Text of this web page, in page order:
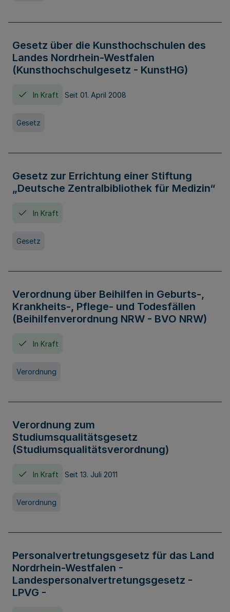
Gesetz über die Kunsthochschulen des
Landes Nordrhein-Westfalen
(Kunsthochschulgesetz - KunstHG)
In Kraft Seit 01. April 2008
Gesetz
Gesetz zur Errichtung einer Stiftung
„Deutsche Zentralbibliothek für Medizin“
In Kraft
Gesetz
Verordnung über Beihilfen in Geburts-,
Krankheits-, Pflege- und Todesfällen
(Beihilfenverordnung NRW - BVO NRW)
In Kraft
Verordnung
Verordnung zum
Studiumsqualitätsgesetz
(Studiumsqualitätsverordnung)
In Kraft Seit 13. Juli 2011
Verordnung
Personalvertretungsgesetz für das Land
Nordrhein-Westfalen -
Landespersonalvertretungsgesetz -
LPVG -